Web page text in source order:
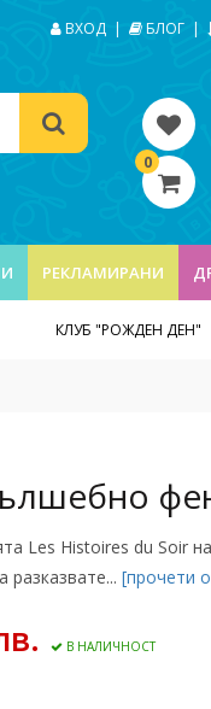
ВХОД | БЛОГ |
0
РЕКЛАМИРАНИ
КЛУБ "РОЖДЕН ДЕН"
Les Histoires du Soir
[прочети
В НАЛИЧНОСТ